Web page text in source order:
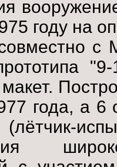
году на
с
года, а